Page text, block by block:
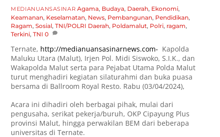
MEDIANUANSASINAR Agama, Budaya, Daerah, Ekonomi,
Keamanan, Keselamatan, News, Pembangunan, Pendidikan,
Ragam,Sosial,TNI/POLRI Daerah, Poldamalut, Polri, ragam,
Terkini,TNI 0
Ternate, http://medianuansasinarnews.com- Kapolda
Maluku Utara (Malut), Irjen Pol. Midi Siswoko, S.I.K., dan
Wakapolda Malut serta para Pejabat Utama Polda Malut
turut menghadiri kegiatan silaturahmi dan buka puasa
bersama di Ballroom Royal Resto. Rabu (03/04/2024),
Acara ini dihadiri oleh berbagai pihak, mulai dari
pengusaha, serikat pekerja/buruh, OKP Cipayung Plus
provinsi Malut, hingga perwakilan BEM dari beberapa
universitas di Ternate.